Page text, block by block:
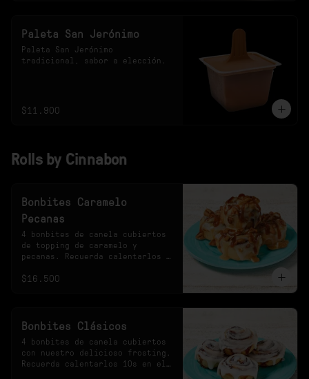
Paleta San Jerónimo
Paleta San Jerónimo
tradicional, sabor a elección.
$11.900
Rolls by Cinnabon
Bonbites Caramelo
Pecanas
4 bonbites de canela cubiertos
de topping de caramelo y
pecanas. Recuerda calentarlos
$16.500
Bonbites Clásicos
4 bonbites de canela cubiertos
con nuestro delicioso frosting.
Recuerda calentarlos 10s en el